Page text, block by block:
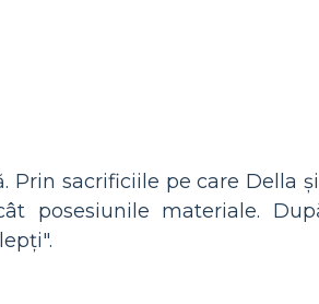
Prin sacrificiile pe care Della
posesiunile materiale.